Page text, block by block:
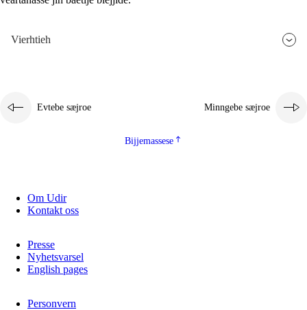
Vierhtieh
Evtebe sæjroe Minngebe sæjroe
Bijjemassese
Om Udir
Kontakt oss
Presse
Nyhetsvarsel
English pages
Personvern